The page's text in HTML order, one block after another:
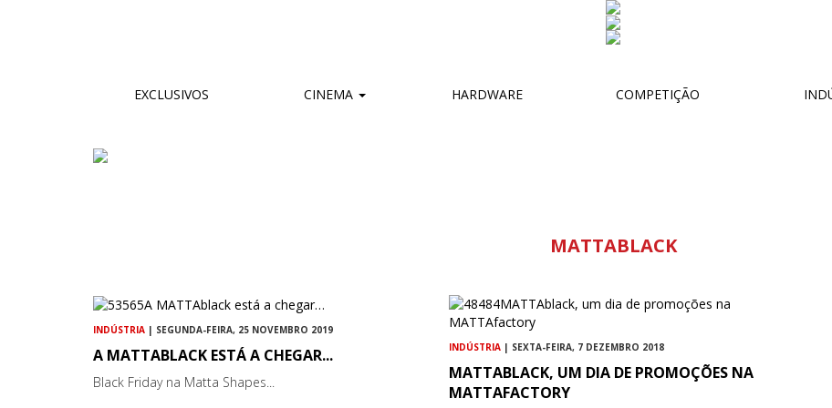
EXCLUSIVOS CINEMA HARDWARE COMPETIÇÃO
MATTABLACK
INDÚSTRIA | SEGUNDA-FEIRA, 25 NOVEMBRO 2019
A MATTABLACK ESTÁ A CHEGAR...
Black Friday na Matta Shapes...
INDÚSTRIA | SEXTA-FEIRA, 7 DEZEMBRO 2018
MATTABLACK, UM DIA DE PROMOÇÕES NA
MATTAFACTORY